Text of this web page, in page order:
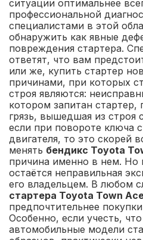
ситуации оптимальнее
профессиональной
специалистами в этой
обнаружить как явные
повреждения стартера.
ответят, что вам
или же, купить стартер
причинами, при которых
строя являются:
котором запитан стартер,
грязь, вышедшая из строя
если при повороте ключа
двигателя, то это скорей
менять бендикс Toyota
причина именно в нем. Но
остаётся неправильная
его владельцем. В любом
стартера Toyota Town
предпочтительнее
Особенно, если учесть,
автомобильные модели